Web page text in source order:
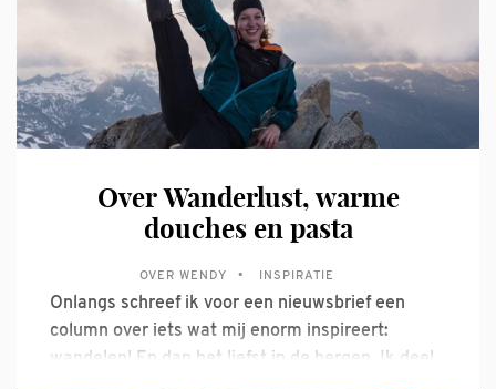
Over Wanderlust, warme
douches en pasta
OVER WENDY INSPIRATIE
Onlangs schreef ik voor een nieuwsbrief een
column over iets wat mij enorm inspireert:
wandelen! En dan het liefst in de bergen. Ik deel